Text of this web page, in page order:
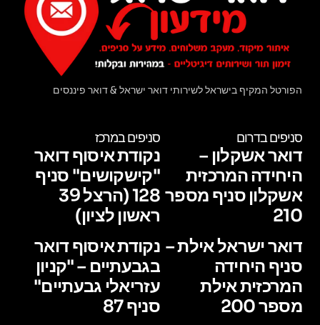
הפורטל המקיף בישראל לשירותי דואר ישראל & דואר פיננסים
סניפים בדרום
דואר אשקלון –
היחידה המרכזית
אשקלון סניף מספר
210
דואר ישראל אילת –
סניף היחידה
המרכזית אילת
מספר 200
סניפים במרכז
נקודת איסוף דואר
"קישקושים" סניף
128 (הרצל 39
ראשון לציון)
נקודת איסוף דואר
בגבעתיים – "קניון
עזריאלי גבעתיים"
סניף 87